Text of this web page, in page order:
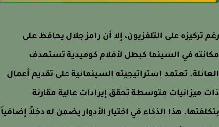
تركيزه على التلفزيون، إلا أن رامز جلال يحافظ على
في السينما كبطل لأفلام كوميدية تستهدف
تعتمد استراتيجيته السينمائية على تقديم أعمال
ميزانيات متوسطة تحقق إيرادات عالية مقارنة
هذا الذكاء في اختيار الأدوار يضمن له دخلاً إضافياً